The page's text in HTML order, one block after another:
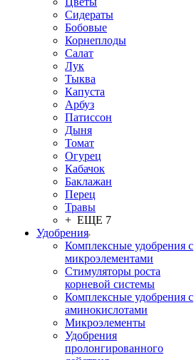
Сидераты
Бобовые
Корнеплоды
Салат
Лук
Тыква
Капуста
Арбуз
Патиссон
Дыня
Томат
Огурец
Кабачок
Баклажан
Перец
Травы
+ ЕЩЕ 7
Удобрения
Комплексные удобрения с
микроэлементами
Стимуляторы роста
корневой системы
Комплексные удобрения с
аминокислотами
Микроэлементы
Удобрения
пролонгированного